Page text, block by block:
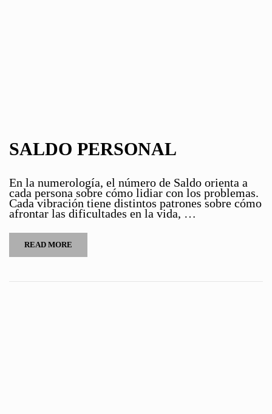
SALDO PERSONAL
En la numerología, el número de Saldo orienta a
cada persona sobre cómo lidiar con los problemas.
Cada vibración tiene distintos patrones sobre cómo
afrontar las dificultades en la vida, …
READ MORE